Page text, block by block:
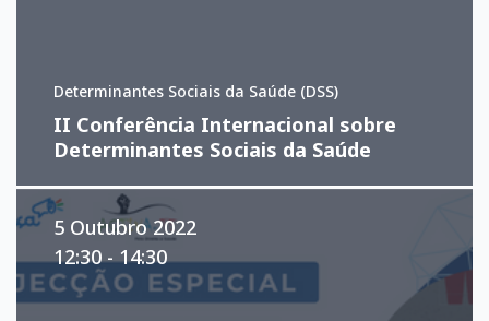
Determinantes Sociais da Saúde (DSS)
II Conferência Internacional sobre
Determinantes Sociais da Saúde
5 Outubro 2022
12:30 - 14:30